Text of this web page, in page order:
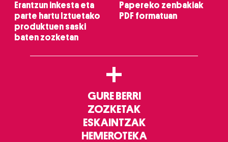
Erantzun inkesta eta
parte hartu Iztuetako
produktuen saski
baten zozketan
Papereko zenbakiak
PDF formatuan
+
GURE BERRI
ZOZKETAK
ESKAINTZAK
HEMEROTEKA